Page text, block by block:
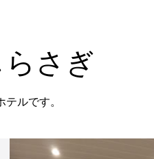
さぎ
ルです。